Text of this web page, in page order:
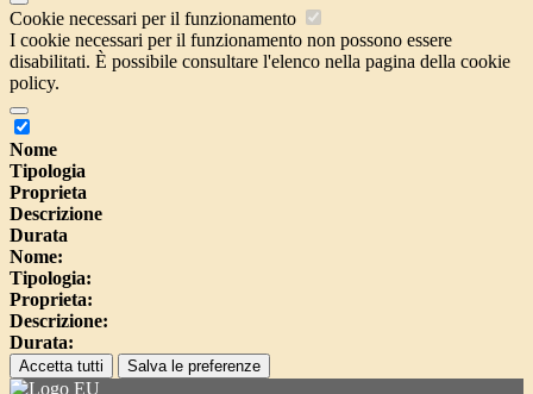
Cookie necessari per il funzionamento
I cookie necessari per il funzionamento non possono essere
disabilitati. È possibile consultare l'elenco nella pagina della cookie
policy.
Nome
Tipologia
Proprieta
Descrizione
Durata
Nome:
Tipologia:
Proprieta:
Descrizione:
Durata:
Accetta tutti Salva le preferenze